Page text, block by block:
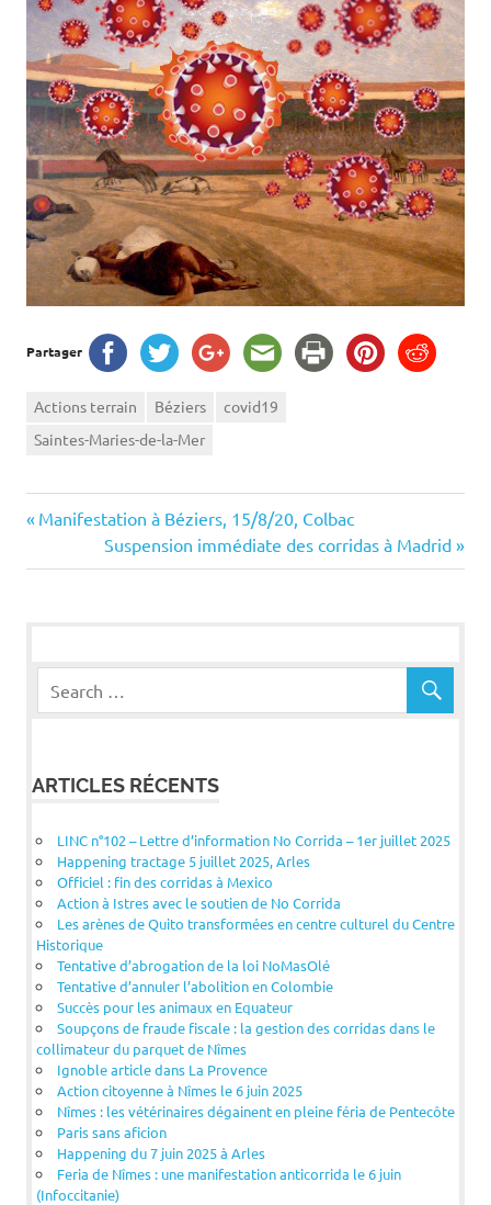
Partager
Actions terrain Béziers
covid19
Saintes-Maries-de-la-Mer
Navigation
de
Previous
Manifestation à Béziers, 15/8/20, Colbac
Next
Post:
Suspension immédiate des corridas à Madrid
ARTICLES RÉCENTS
LINC n°102 – Lettre d’information No Corrida – 1er juillet 2025
Happening tractage 5 juillet 2025, Arles
Officiel : fin des corridas à Mexico
Action à Istres avec le soutien de No Corrida
Les arènes de Quito transformées en centre culturel du Centre
Historique
Tentative d’abrogation de la loi NoMasOlé
Tentative d’annuler l’abolition en Colombie
Succès pour les animaux en Equateur
Soupçons de fraude fiscale : la gestion des corridas dans le
collimateur du parquet de Nîmes
Ignoble article dans La Provence
Action citoyenne à Nîmes le 6 juin 2025
Nîmes : les vétérinaires dégainent en pleine féria de Pentecôte
Paris sans aficion
Happening du 7 juin 2025 à Arles
Feria de Nîmes : une manifestation anticorrida le 6 juin
(Infoccitanie)